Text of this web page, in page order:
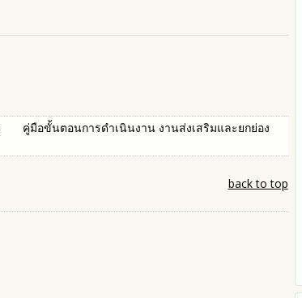
คู่มือขั้นตอนการดำเนินงาน งานส่งเสริมและยกย่อง
back to top